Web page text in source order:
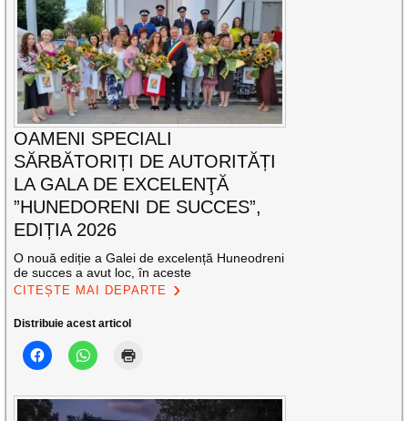
OAMENI SPECIALI
SĂRBĂTORIȚI DE AUTORITĂȚI
LA GALA DE EXCELENŢĂ
”HUNEDORENI DE SUCCES”,
EDIȚIA 2026
O nouă ediție a Galei de excelență Huneodreni
de succes a avut loc, în aceste
CITEȘTE MAI DEPARTE
Distribuie acest articol